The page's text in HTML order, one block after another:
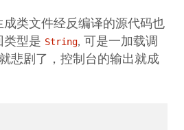
类文件经反编译的源代码也
类型是 String, 可是一加载调
悲剧了，控制台的输出就成